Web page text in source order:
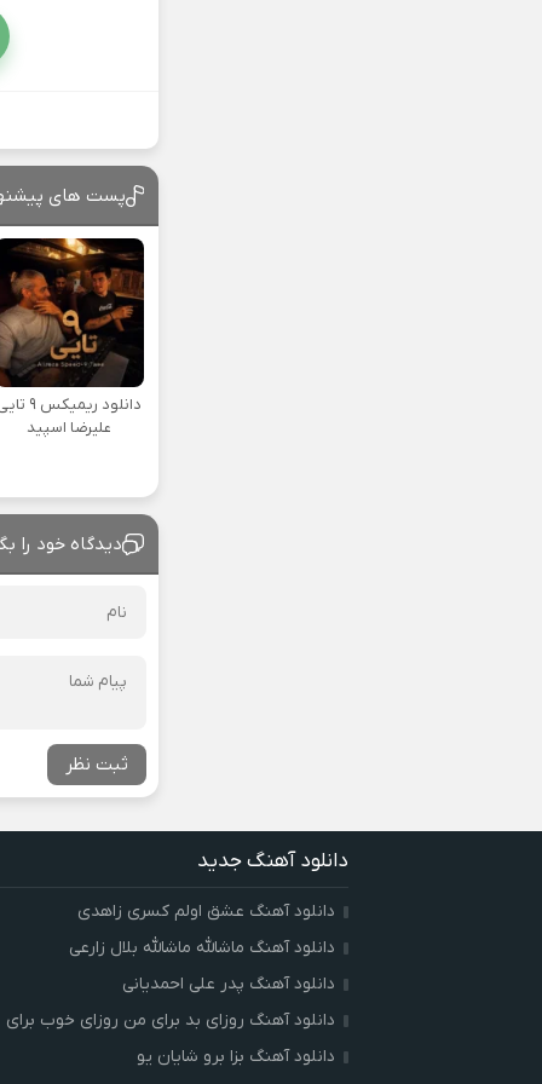
پست های
دانلود ریمیکس ۹
علیرضا اسپید
دیدگاه خود را
ثبت نظر
دانلود آهنگ جدید
دانلود آهنگ عشق اولم کسری زاهدی
دانلود آهنگ ماشالله ماشالله بلال زارعی
دانلود آهنگ پدر علی احمدیانی
دانلود آهنگ روزای بد برای من روزای خوب برای
دانلود آهنگ بزا برو شایان یو